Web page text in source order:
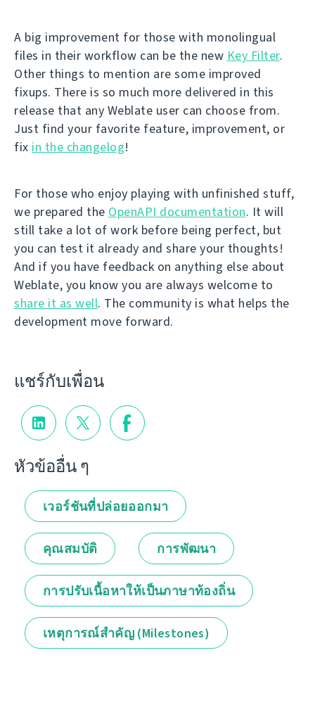
A big improvement for those with monolingual
files in their workflow can be the new Key Filter.
Other things to mention are some improved
fixups. There is so much more delivered in this
release that any Weblate user can choose from.
Just find your favorite feature, improvement, or
fix in the changelog!
For those who enjoy playing with unfinished stuff,
we prepared the OpenAPI documentation. It will
still take a lot of work before being perfect, but
you can test it already and share your thoughts!
And if you have feedback on anything else about
Weblate, you know you are always welcome to
share it as well. The community is what helps the
development move forward.
แชร์กับเพื่อน
หัวข้ออื่น ๆ
เวอร์ชันที่ปล่อยออกมา
คุณสมบัติ การพัฒนา
การปรับเนื้อหาให้เป็นภาษาท้องถิ่น
เหตุการณ์สำคัญ (Milestones)